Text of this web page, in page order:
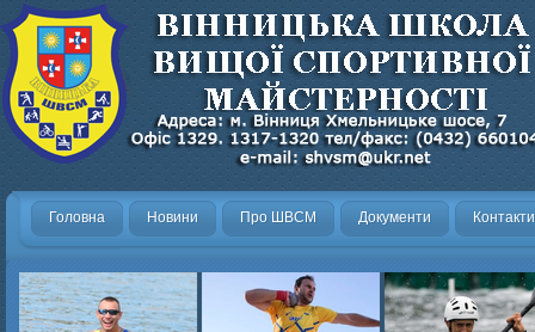
Головна Новини Про ШВСМ Документи Контакти